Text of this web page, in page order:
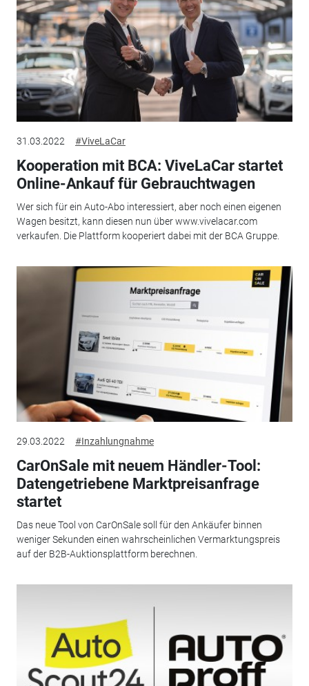
31.03.2022 #ViveLaCar
Kooperation mit BCA: ViveLaCar startet
Online-Ankauf für Gebrauchtwagen
Wer sich für ein Auto-Abo interessiert, aber noch einen eigenen
Wagen besitzt, kann diesen nun über www.vivelacar.com
verkaufen. Die Plattform kooperiert dabei mit der BCA Gruppe.
29.03.2022 #Inzahlungnahme
CarOnSale mit neuem Händler-Tool:
Datengetriebene Marktpreisanfrage
startet
Das neue Tool von CarOnSale soll für den Ankäufer binnen
weniger Sekunden einen wahrscheinlichen Vermarktungspreis
auf der B2B-Auktionsplattform berechnen.